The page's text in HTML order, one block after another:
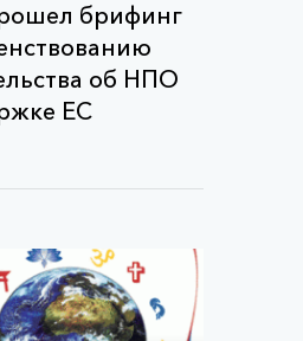
брифинг
об НПО
ЕС